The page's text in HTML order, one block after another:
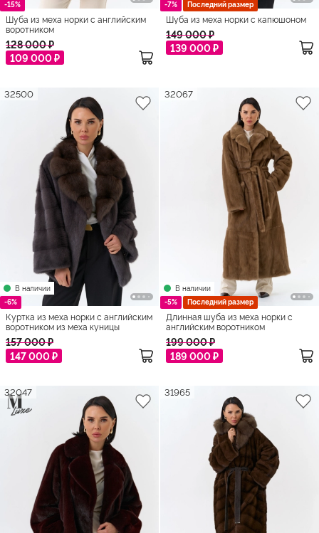
-15%
Шуба из меха норки с английским
воротником
128 000 ₽
109 000 ₽
-7%
Последний размер
Шуба из меха норки с капюшоном
149 000 ₽
139 000 ₽
В наличии
-6%
32500
Куртка из меха норки с английским
воротником из меха куницы
157 000 ₽
147 000 ₽
В наличии
-5%
Последний размер
32067
Длинная шуба из меха норки с
английским воротником
199 000 ₽
189 000 ₽
32047 31965